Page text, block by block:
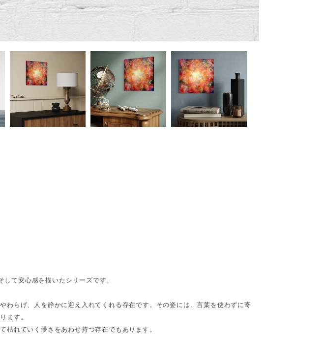
て安心感を描いたシリーズです。
わらげ、人を静かに迎え入れてくれる存在です。その姿には、言葉を使わずに寄
ます。
枯れていく儚さをあわせ持つ存在でもあります。